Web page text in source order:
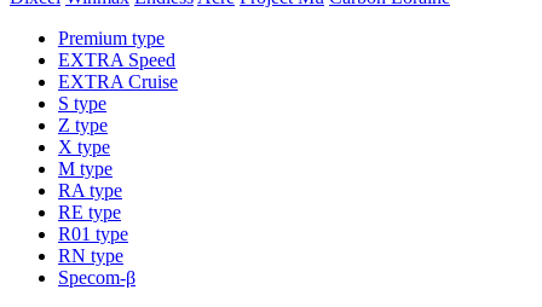
Premium type
EXTRA Speed
EXTRA Cruise
S type
Z type
X type
M type
RA type
RE type
R01 type
RN type
Specom-β